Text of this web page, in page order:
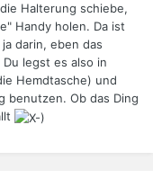
Halterung schiebe,
Handy holen. Da ist
darin, eben das
legst es also in
Hemdtasche) und
benutzen. Ob das Ding